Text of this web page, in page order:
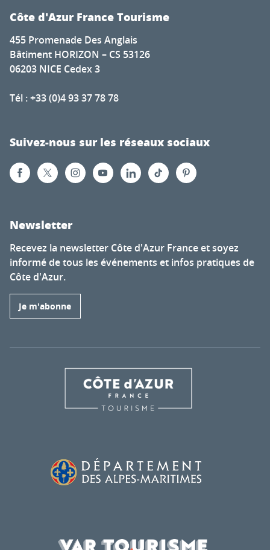
Côte d'Azur France Tourisme
455 Promenade Des Anglais
Bâtiment HORIZON – CS 53126
06203 NICE Cedex 3
Tél : +33 (0)4 93 37 78 78
Suivez-nous sur les réseaux sociaux
Newsletter
Recevez la newsletter Côte d'Azur France et soyez
informé de tous les événements et infos pratiques de
Côte d'Azur.
Je m'abonne